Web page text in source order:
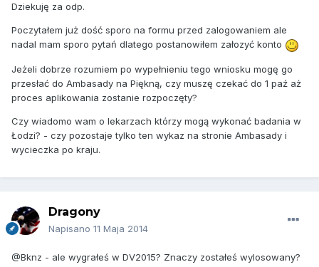
Dziekuję za odp.
Poczytałem już dość sporo na formu przed zalogowaniem ale
nadal mam sporo pytań dlatego postanowiłem załozyć konto
Jeżeli dobrze rozumiem po wypełnieniu tego wniosku mogę go
przesłać do Ambasady na Piękną, czy muszę czekać do 1 paź aż
proces aplikowania zostanie rozpoczęty?
Czy wiadomo wam o lekarzach którzy mogą wykonać badania w
Łodzi? - czy pozostaje tylko ten wykaz na stronie Ambasady i
wycieczka po kraju.
Dragony
Napisano 11 Maja 2014
@Bknz - ale wygrałeś w DV2015? Znaczy zostałeś wylosowany?